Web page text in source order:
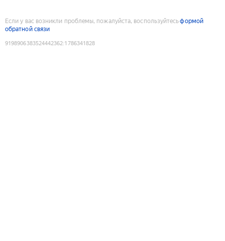
Если у вас возникли проблемы, пожалуйста, воспользуйтесьформой
обратной связи
9198906383524442362:1786341828